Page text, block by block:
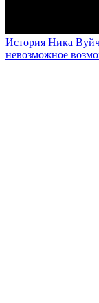
История Ника
невозможное